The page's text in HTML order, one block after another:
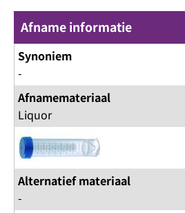
Afname informatie
Synoniem
-
Afnamemateriaal
Liquor
Alternatief materiaal
-